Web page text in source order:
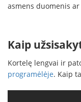
asmens duomenis
Kaip
Kortelę lengvai ir
programėlėje. Kaip